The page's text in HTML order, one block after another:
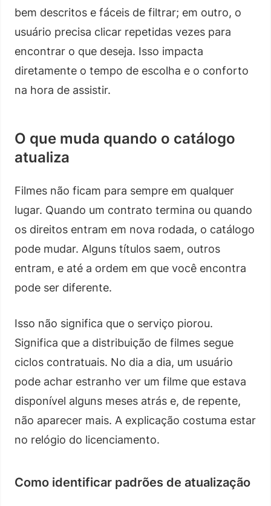
bem descritos e fáceis de filtrar; em outro, o
usuário precisa clicar repetidas vezes para
encontrar o que deseja. Isso impacta
diretamente o tempo de escolha e o conforto
na hora de assistir.
O que muda quando o catálogo
atualiza
Filmes não ficam para sempre em qualquer
lugar. Quando um contrato termina ou quando
os direitos entram em nova rodada, o catálogo
pode mudar. Alguns títulos saem, outros
entram, e até a ordem em que você encontra
pode ser diferente.
Isso não significa que o serviço piorou.
Significa que a distribuição de filmes segue
ciclos contratuais. No dia a dia, um usuário
pode achar estranho ver um filme que estava
disponível alguns meses atrás e, de repente,
não aparecer mais. A explicação costuma estar
no relógio do licenciamento.
Como identificar padrões de atualização